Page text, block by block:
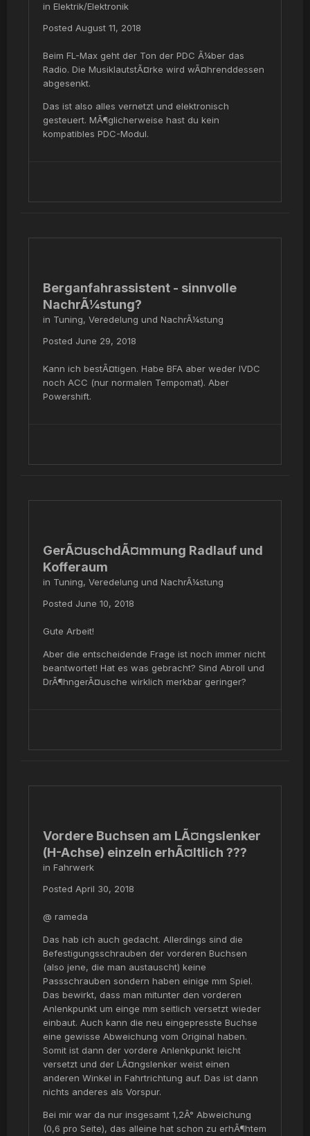
in Elektrik/Elektronik
Posted August 11, 2018
Beim FL-Max geht der Ton der PDC Ã¼ber das
Radio. Die MusiklautstÃ¤rke wird wÃ¤hrenddessen
abgesenkt.
Das ist also alles vernetzt und elektronisch
gesteuert. MÃ¶glicherweise hast du kein
kompatibles PDC-Modul.
Berganfahrassistent - sinnvolle
NachrÃ¼stung?
in Tuning, Veredelung und NachrÃ¼stung
Posted June 29, 2018
Kann ich bestÃ¤tigen. Habe BFA aber weder IVDC
noch ACC (nur normalen Tempomat). Aber
Powershift.
GerÃ¤uschdÃ¤mmung Radlauf und
Kofferaum
in Tuning, Veredelung und NachrÃ¼stung
Posted June 10, 2018
Gute Arbeit!
Aber die entscheidende Frage ist noch immer nicht
beantwortet! Hat es was gebracht? Sind Abroll und
DrÃ¶hngerÃ¤usche wirklich merkbar geringer?
Vordere Buchsen am LÃ¤ngslenker
(H-Achse) einzeln erhÃ¤ltlich ???
in Fahrwerk
Posted April 30, 2018
@ rameda
Das hab ich auch gedacht. Allerdings sind die
Befestigungsschrauben der vorderen Buchsen
(also jene, die man austauscht) keine
Passschrauben sondern haben einige mm Spiel.
Das bewirkt, dass man mitunter den vorderen
Anlenkpunkt um einge mm seitlich versetzt wieder
einbaut. Auch kann die neu eingepresste Buchse
eine gewisse Abweichung vom Original haben.
Somit ist dann der vordere Anlenkpunkt leicht
versetzt und der LÃ¤ngslenker weist einen
anderen Winkel in Fahrtrichtung auf. Das ist dann
nichts anderes als Vorspur.
Bei mir war da nur insgesamt 1,2Â° Abweichung
(0,6 pro Seite), das alleine hat schon zu erhÃ¶htem